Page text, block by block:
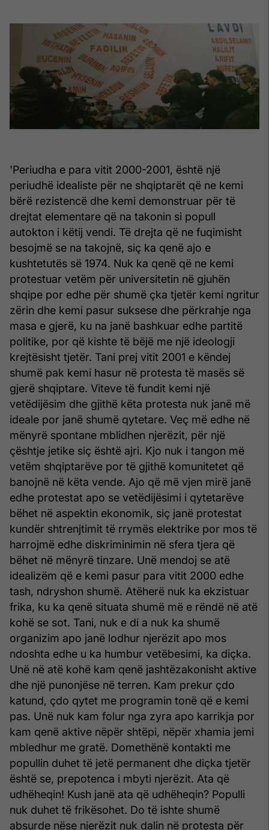
'Periudha e para vitit 2000-2001, është një
periudhë idealiste për ne shqiptarët që ne kemi
bërë rezistencë dhe kemi demonstruar për të
drejtat elementare që na takonin si popull
autokton i këtij vendi. Të drejta që ne fuqimisht
besojmë se na takojnë, siç ka qenë ajo e
kushtetutës së 1974. Nuk ka qenë që ne kemi
protestuar vetëm për universitetin në gjuhën
shqipe por edhe për shumë çka tjetër kemi ngritur
zërin dhe kemi pasur suksese dhe përkrahje nga
masa e gjerë, ku na janë bashkuar edhe partitë
politike, por që kishte të bëjë me një ideologji
krejtësisht tjetër. Tani prej vitit 2001 e këndej
shumë pak kemi hasur në protesta të masës së
gjerë shqiptare. Viteve të fundit kemi një
vetëdijësim dhe gjithë këta protesta nuk janë më
ideale por janë shumë qytetare. Veç më edhe në
mënyrë spontane mblidhen njerëzit, për një
çështje jetike siç është ajri. Kjo nuk i tangon më
vetëm shqiptarëve por të gjithë komunitetet që
banojnë në këta vende. Ajo që më vjen mirë janë
edhe protestat apo se vetëdijësimi i qytetarëve
bëhet në aspektin ekonomik, siç janë protestat
kundër shtrenjtimit të rrymës elektrike por mos të
harrojmë edhe diskriminimin në sfera tjera që
bëhet në mënyrë tinzare. Unë mendoj se atë
idealizëm që e kemi pasur para vitit 2000 edhe
tash, ndryshon shumë. Atëherë nuk ka ekzistuar
frika, ku ka qenë situata shumë më e rëndë në atë
kohë se sot. Tani, nuk e di a nuk ka shumë
organizim apo janë lodhur njerëzit apo mos
ndoshta edhe u ka humbur vetëbesimi, ka diçka.
Unë në atë kohë kam qenë jashtëzakonisht aktive
dhe një punonjëse në terren. Kam prekur çdo
katund, çdo qytet me programin tonë që e kemi
pas. Unë nuk kam folur nga zyra apo karrikja por
kam qenë aktive nëpër shtëpi, nëpër xhamia jemi
mbledhur me gratë. Domethënë kontakti me
popullin duhet të jetë permanent dhe diçka tjetër
është se, prepotenca i mbyti njerëzit. Ata që
udhëheqin! Kush janë ata që udhëheqin? Populli
nuk duhet të frikësohet. Do të ishte shumë
absurde nëse njerëzit nuk dalin në protesta për